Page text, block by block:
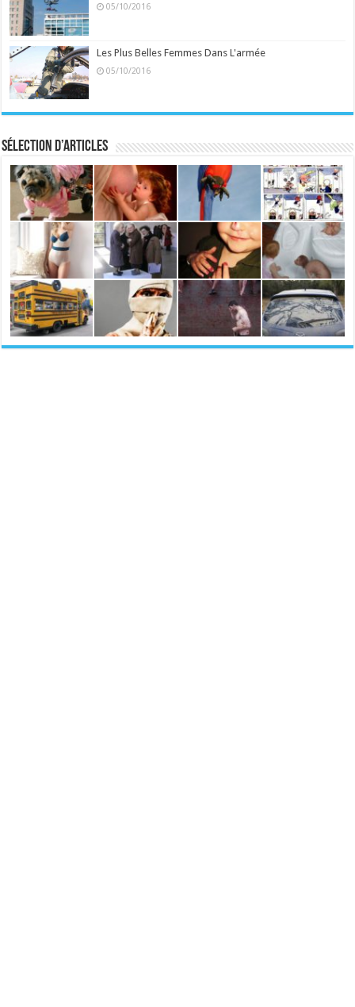
05/10/2016
Les Plus Belles Femmes Dans L'armée
05/10/2016
Sélection d’articles